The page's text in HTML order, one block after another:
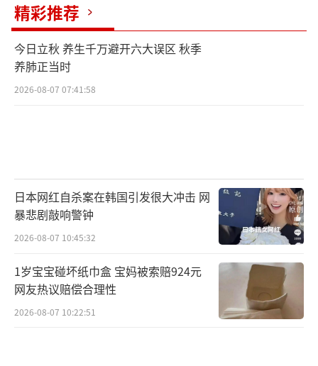
精彩推荐
今日立秋 养生千万避开六大误区 秋季
养肺正当时
2026-08-07 07:41:58
日本网红自杀案在韩国引发很大冲击 网
暴悲剧敲响警钟
2026-08-07 10:45:32
1岁宝宝碰坏纸巾盒 宝妈被索赔924元
网友热议赔偿合理性
2026-08-07 10:22:51